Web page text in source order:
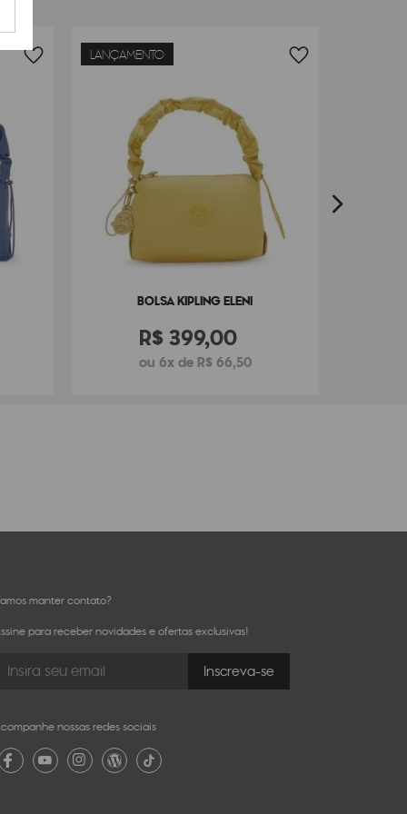
LANÇAMENTO
BOLSA KIPLING ELENI
R$ 399,00
ou 6x de R$ 66,50
manter contato?
para receber novidades e ofertas exclusivas!
nossas redes sociais